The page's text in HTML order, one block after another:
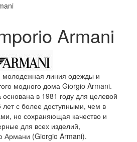
Armani
молодежная линия одежды и
модного дома Giorgio Armani.
в 1981 году для целевой
лет с более доступными, чем в
но сохраняющая качество и
для всех изделий,
Армани (Giorgio Armani).